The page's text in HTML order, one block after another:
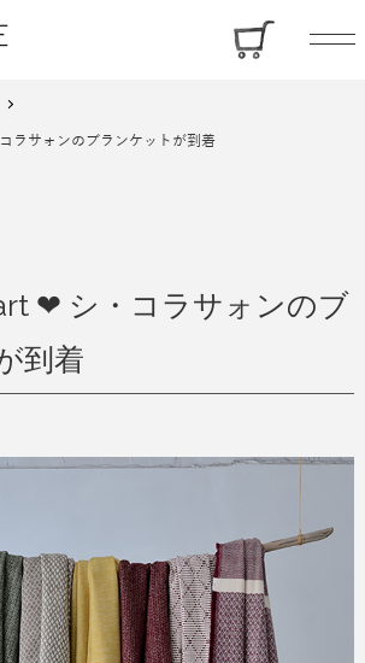
ラサォンのブランケットが到着
❤︎ シ・コラサォンのブ
到着